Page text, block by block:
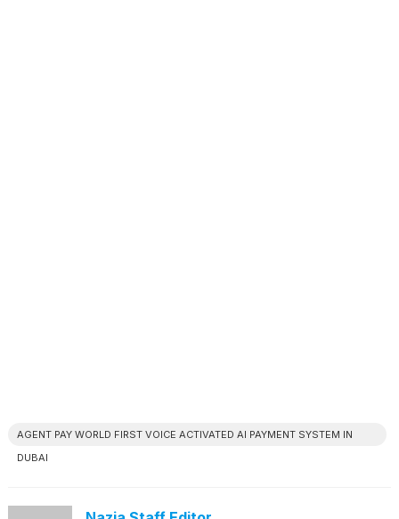
AGENT PAY WORLD FIRST VOICE ACTIVATED AI PAYMENT SYSTEM IN
DUBAI